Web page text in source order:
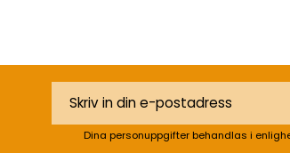
Dina personuppgifter behandlas i